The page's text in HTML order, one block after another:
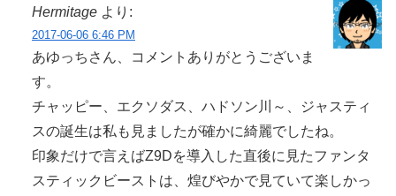
Hermitage より:
2017-06-06 6:46 PM
あゆっちさん、コメントありがとうございま
す。
チャッピー、エクソダス、ハドソン川～、ジャスティ
スの誕生は私も見ましたが確かに綺麗でしたね。
印象だけで言えばZ9Dを導入した直後に見たファンタ
スティックビーストは、煌びやかで見ていて楽しかっ